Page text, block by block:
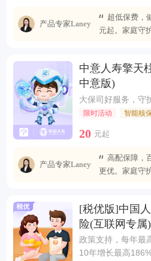
产品专家Laney
超低保费，
元起。家庭守
中意人寿擎天
中意版)
大保司好服务，守
限时活动 智能核
20 元起
产品专家Laney
高配保障，
更优。家庭守
[税优版]中国
险(互联网专属)
政策支持，每年最
10年增长最高